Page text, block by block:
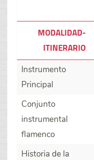
MODALIDAD-
ITINERARIO
Instrumento
Principal
Conjunto
instrumental
flamenco
Historia de la